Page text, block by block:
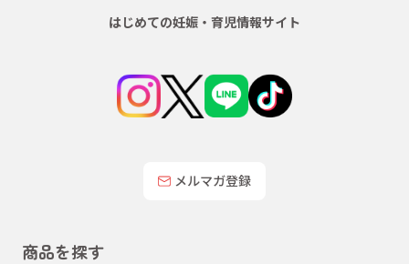
はじめての妊娠・育児情報サイト
メルマガ登録
商品を探す